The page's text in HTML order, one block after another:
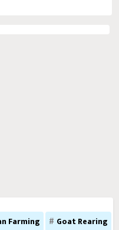
Farming
Goat Rearing